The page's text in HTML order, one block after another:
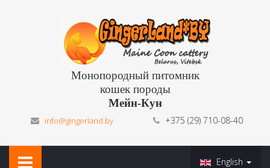
Монопородный питомник
кошек породы
Мейн-Кун
info@gingerland.by +375 (29) 710-08-40
English